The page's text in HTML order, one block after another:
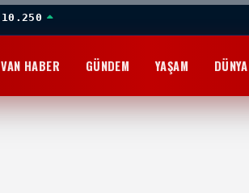
10.250
VAN HABER GÜNDEM YAŞAM DÜNYA